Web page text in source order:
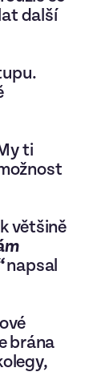
další
ti
většině
napsal
brána